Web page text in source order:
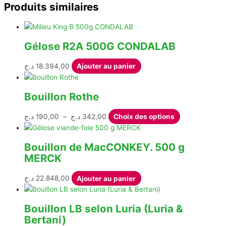
Produits similaires
Gélose R2A 500G CONDALAB
18.394,00 د.ج Ajouter au panier
Bouillon Rothe
190,00 د.ج – 342,00 د.ج
Plage
de
190,00 د.ج
342,00 د.ج
Choix des options Ce
plusieurs
être
Bouillon de MacCONKEY. 500 g
MERCK
22.848,00 د.ج Ajouter au panier
Bouillon LB selon Luria (Luria &
Bertani)